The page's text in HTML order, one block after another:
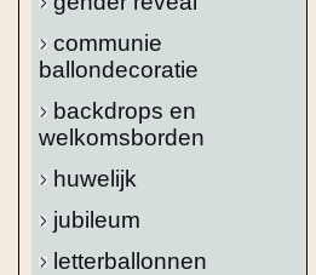
communie
ballondecoratie
backdrops en
welkomsborden
huwelijk
jubileum
letterballonnen